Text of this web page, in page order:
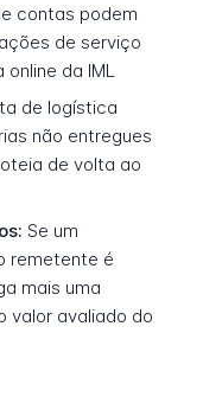
contas podem
de serviço
da IML
de logística
não entregues
de volta ao
Se um
remetente é
mais uma
valor avaliado do